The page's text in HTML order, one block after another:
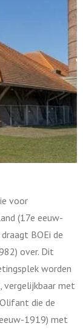
voor
(17e eeuw-
BOEi de
over. Dit
worden
vergelijkbaar met
die de
1919) met